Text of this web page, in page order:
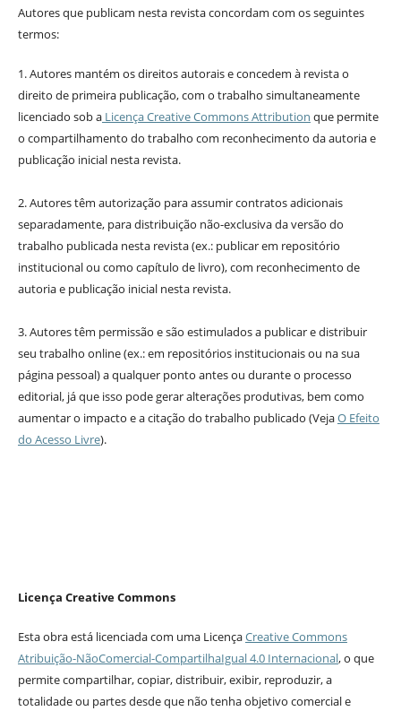
Autores que publicam nesta revista concordam com os seguintes
termos:
1. Autores mantém os direitos autorais e concedem à revista o
direito de primeira publicação, com o trabalho simultaneamente
licenciado sob aLicença Creative Commons Attribution que permite
o compartilhamento do trabalho com reconhecimento da autoria e
publicação inicial nesta revista.
2. Autores têm autorização para assumir contratos adicionais
separadamente, para distribuição não-exclusiva da versão do
trabalho publicada nesta revista (ex.: publicar em repositório
institucional ou como capítulo de livro), com reconhecimento de
autoria e publicação inicial nesta revista.
3. Autores têm permissão e são estimulados a publicar e distribuir
seu trabalho online (ex.: em repositórios institucionais ou na sua
página pessoal) a qualquer ponto antes ou durante o processo
editorial, já que isso pode gerar alterações produtivas, bem como
aumentar o impacto e a citação do trabalho publicado (VejaO Efeito
do Acesso Livre).
Licença Creative Commons
Esta obra está licenciada com uma LicençaCreative Commons
Atribuição-NãoComercial-CompartilhaIgual 4.0 Internacional, o que
permite compartilhar, copiar, distribuir, exibir, reproduzir, a
totalidade ou partes desde que não tenha objetivo comercial e